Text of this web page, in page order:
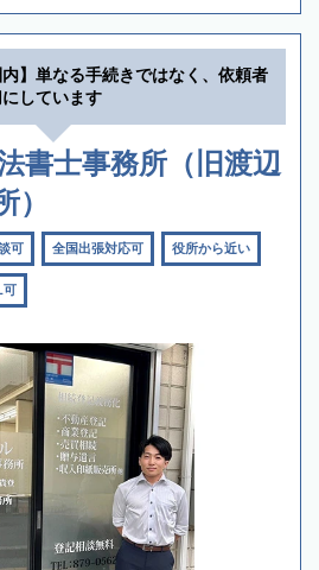
内】単なる手続きではなく、依頼者
しています
書士事務所（旧渡辺
）
可 全国出張対応可 役所から近い
可